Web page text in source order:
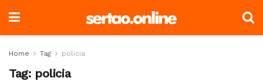
Home Tag policia
Tag: policia